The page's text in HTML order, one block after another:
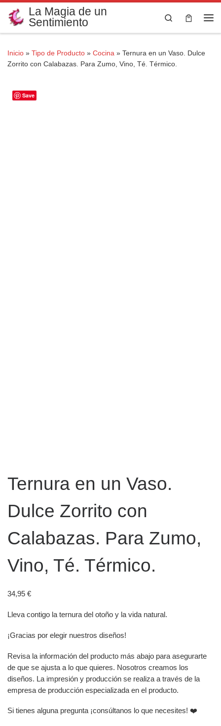
Saltar al contenido
La Magia de un
Sentimiento
Search
Inicio » Tipo de Producto » Cocina » Ternura en un Vaso. Dulce
Zorrito con Calabazas. Para Zumo, Vino, Té. Térmico.
Save
Ternura en un Vaso.
Dulce Zorrito con
Calabazas. Para Zumo,
Vino, Té. Térmico.
34,95 €
Lleva contigo la ternura del otoño y la vida natural.
¡Gracias por elegir nuestros diseños!
Revisa la información del producto más abajo para asegurarte
de que se ajusta a lo que quieres. Nosotros creamos los
diseños. La impresión y producción se realiza a través de la
empresa de producción especializada en el producto.
Si tienes alguna pregunta ¡consúltanos lo que necesites! ❤️